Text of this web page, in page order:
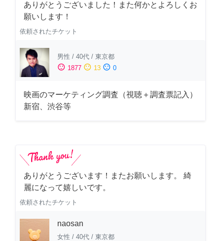
ありがとうございました！また何かとよろしくお
願いします！
依頼されたチケット
男性 / 40代 / 東京都
sentiment_satisfied 1877 sentiment_neutral 13 sentiment_dissatisfied 0
映画のマーケティング調査（視聴＋調査票記入）
新宿、渋谷等
ありがとうございます！またお願いします。 綺
麗になって嬉しいです。
依頼されたチケット
naosan
女性 / 40代 / 東京都